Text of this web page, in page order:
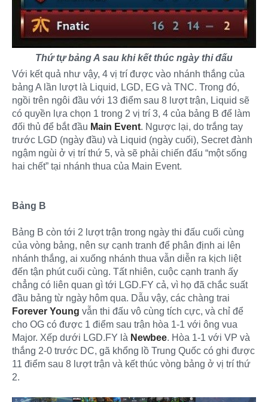
Thứ tự bảng A sau khi kết thúc ngày thi đấu
Với kết quả như vậy, 4 vị trí được vào nhánh thắng của
bảng A lần lượt là Liquid, LGD, EG và TNC. Trong đó,
ngồi trên ngôi đầu với 13 điểm sau 8 lượt trận, Liquid sẽ
có quyền lựa chọn 1 trong 2 vị trí 3, 4 của bảng B để làm
đối thủ để bắt đầu Main Event. Ngược lại, do trắng tay
trước LGD (ngày đầu) và Liquid (ngày cuối), Secret đành
ngậm ngùi ở vị trí thứ 5, và sẽ phải chiến đấu “một sống
hai chết” tại nhánh thua của Main Event.
Bảng B
Bảng B còn tới 2 lượt trận trong ngày thi đấu cuối cùng
của vòng bảng, nên sự cạnh tranh để phân định ai lên
nhánh thắng, ai xuống nhánh thua vẫn diễn ra kịch liệt
đến tận phút cuối cùng. Tất nhiên, cuộc cạnh tranh ấy
chẳng có liên quan gì tới LGD.FY cả, vì họ đã chắc suất
đầu bảng từ ngày hôm qua. Dẫu vậy, các chàng trai
Forever Young vẫn thi đấu vô cùng tích cực, và chỉ để
cho OG có được 1 điểm sau trận hòa 1-1 với ông vua
Major. Xếp dưới LGD.FY là Newbee. Hòa 1-1 với VP và
thắng 2-0 trước DC, gã khổng lồ Trung Quốc có ghi được
11 điểm sau 8 lượt trận và kết thúc vòng bảng ở vị trí thứ
2.